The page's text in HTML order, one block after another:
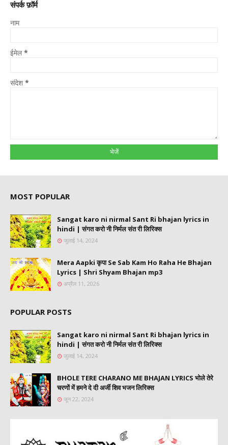
संपर्क फ़ॉर्म
नाम
ईमेल*
संदेश *
MOST POPULAR
Sangat karo ni nirmal Sant Ri bhajan lyrics in
hindi | संगत करो नी निर्मल संत री लिरिक्स
जुलाई 14, 2024
Mera Aapki कृपा Se Sab Kam Ho Raha He Bhajan
Lyrics | Shri Shyam Bhajan mp3
अप्रैल 11, 2026
POPULAR POSTS
Sangat karo ni nirmal Sant Ri bhajan lyrics in
hindi | संगत करो नी निर्मल संत री लिरिक्स
जुलाई 14, 2024
BHOLE TERE CHARANO ME BHAJAN LYRICS भोले तेरे
चरणों में हमने दे दी अर्जी शिव भजन लिरिक्स
जून 22, 2024